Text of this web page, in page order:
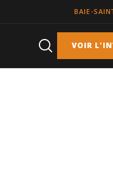
BAIE-
VOIR